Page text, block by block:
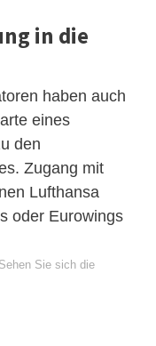
in die
haben auch
eines
den
Zugang mit
Lufthansa
oder Eurowings
Sehen Sie sich die